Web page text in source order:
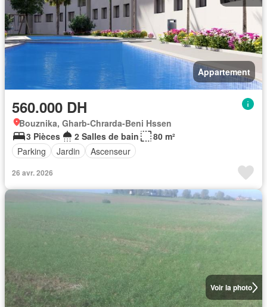
Appartement
560.000 DH
Bouznika, Gharb-Chrarda-Beni Hssen
3 Pièces
2 Salles de bain
80 m²
Parking
Jardin Ascenseur
26 avr. 2026
Voir la photo